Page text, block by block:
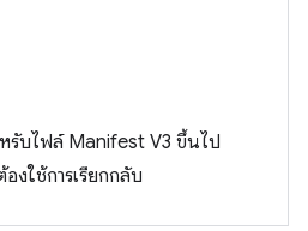
รับไฟล์ Manifest V3 ขึ้นไป
ใช้การเรียกกลับ